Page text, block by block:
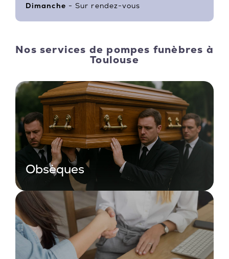
Dimanche - Sur rendez-vous
Nos services de pompes funèbres à
Toulouse
Obsèques